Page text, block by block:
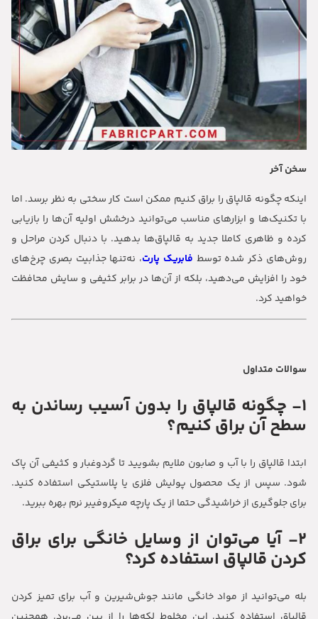
سخن آخر
اینکه چگونه قالپاق را براق کنیم ممکن است کار سختی به نظر برسد. اما
با تکنیک‌ها و ابزارهای مناسب می‌توانید درخشش اولیه آن‌ها را بازیابی
کرده و ظاهری کاملا جدید به قالپاق‌ها بدهید. با دنبال کردن مراحل و
روش‌های ذکر شده توسط فابریک پارت، نه‌تنها جذابیت بصری چرخ‌های
خود را افزایش می‌دهید، بلکه از آن‌ها در برابر کثیفی و سایش محافظت
خواهید کرد.
سوالات متداول
1- چگونه قالپاق را بدون آسیب رساندن به
سطح آن براق کنیم؟
ابتدا قالپاق را با آب و صابون ملایم بشویید تا گردوغبار و کثیفی آن پاک
شود. سپس از یک محصول پولیش فلزی یا پلاستیکی استفاده کنید.
برای جلوگیری از خراشیدگی حتما از یک پارچه میکروفیبر نرم بهره ببرید.
2- آیا می‌توان از وسایل خانگی برای براق
کردن قالپاق استفاده کرد؟
بله می‌توانید از مواد خانگی مانند جوش‌شیرین و آب برای تمیز کردن